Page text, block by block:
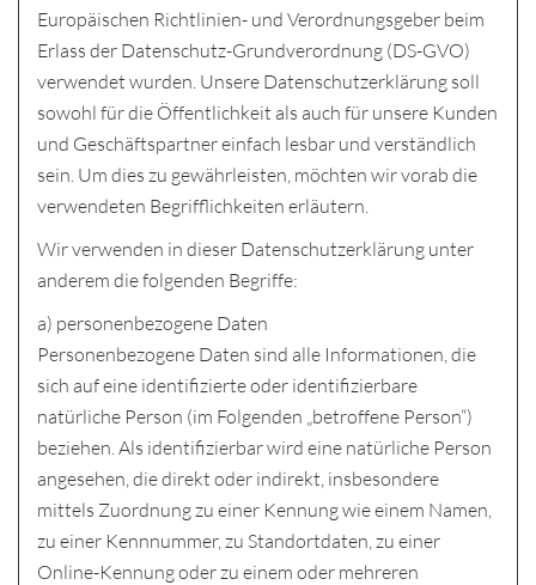
Europäischen Richtlinien- und Verordnungsgeber beim
Erlass der Datenschutz-Grundverordnung (DS-GVO)
verwendet wurden. Unsere Datenschutzerklärung soll
sowohl für die Öffentlichkeit als auch für unsere Kunden
und Geschäftspartner einfach lesbar und verständlich
sein. Um dies zu gewährleisten, möchten wir vorab die
verwendeten Begrifflichkeiten erläutern.
Wir verwenden in dieser Datenschutzerklärung unter
anderem die folgenden Begriffe:
a) personenbezogene Daten
Personenbezogene Daten sind alle Informationen, die
sich auf eine identifizierte oder identifizierbare
natürliche Person (im Folgenden „betroffene Person“)
beziehen. Als identifizierbar wird eine natürliche Person
angesehen, die direkt oder indirekt, insbesondere
mittels Zuordnung zu einer Kennung wie einem Namen,
zu einer Kennnummer, zu Standortdaten, zu einer
Online-Kennung oder zu einem oder mehreren